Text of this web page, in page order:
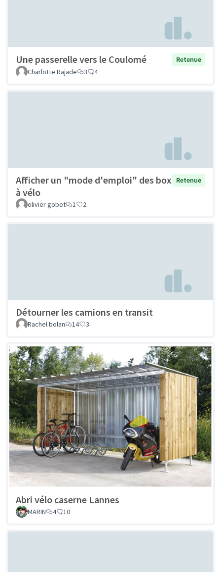
Une passerelle vers le Coulomé
Retenue
Charlotte Rajade
3 4
Afficher un "mode d'emploi" des box
à vélo
Retenue
olivier gobet 1 2
Détourner les camions en transit
Rachel bolan 14 3
Abri vélo caserne Lannes
MARIN 4 10